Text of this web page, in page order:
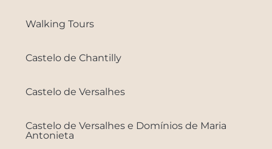
Walking Tours
Castelo de Chantilly
Castelo de Versalhes
Castelo de Versalhes e Domínios de Maria
Antonieta